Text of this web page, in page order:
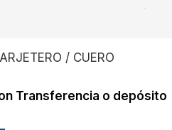
/ CUERO
Transferencia o depósito